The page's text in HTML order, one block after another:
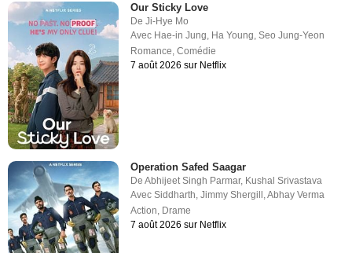
Our Sticky Love
DeJi-Hye Mo
Avec Hae-in Jung Ha Young ,Seo Jung-Yeon
Romance ,Comédie
7 août 2026 sur Netflix
Operation Safed Saagar
DeAbhijeet Singh Parmar, Kushal Srivastava
AvecSiddharth,Jimmy Shergill,Abhay Verma
Action, Drame
7 août 2026 sur Netflix